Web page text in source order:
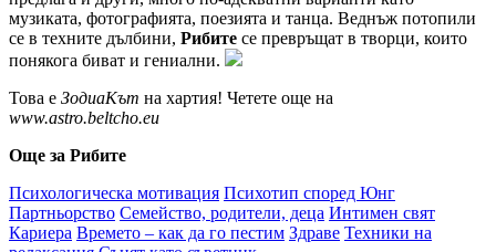
музиката, фотографията, поезията и танца. Веднъж потопили
се в техните дълбини, Рибите се превръщат в творци, които
понякога биват и гениални.
Това е ЗодиаКът на хартия! Четете още на
www.astro.beltcho.eu
Още за Рибите
Психологическа мотивация Психотип според Юнг
Партньорство Семейство, родители, деца Интимен свят
Кариера Времето – как да го пестим Здраве Техники на